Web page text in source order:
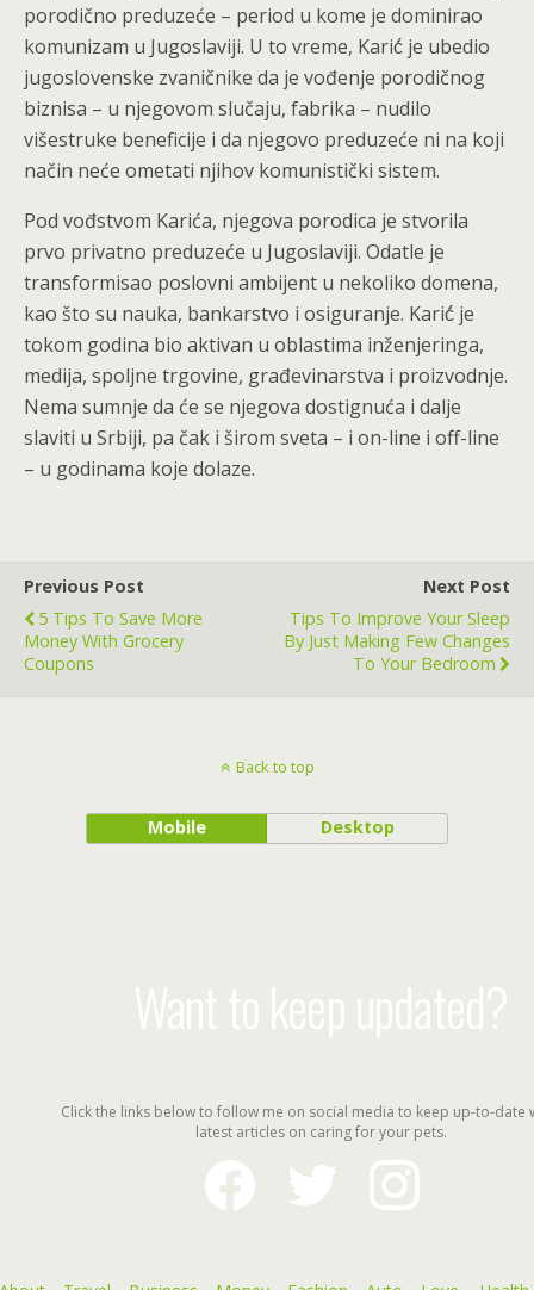
porodično preduzeće – period u kome je dominirao
komunizam u Jugoslaviji. U to vreme, Karić́ je ubedio
jugoslovenske zvaničnike da je vođenje porodičnog
biznisa – u njegovom slučaju, fabrika – nudilo
višestruke beneficije i da njegovo preduzeće ni na koji
način neće ometati njihov komunistički sistem.
Pod vođstvom Karića, njegova porodica je stvorila
prvo privatno preduzeće u Jugoslaviji. Odatle je
transformisao poslovni ambijent u nekoliko domena,
kao što su nauka, bankarstvo i osiguranje. Karić́ je
tokom godina bio aktivan u oblastima inženjeringa,
medija, spoljne trgovine, građevinarstva i proizvodnje.
Nema sumnje da će se njegova dostignuća i dalje
slaviti u Srbiji, pa čak i širom sveta – i on-line i off-line
– u godinama koje dolaze.
Previous Post
5 Tips To Save More
Money With Grocery
Coupons
Next Post
Tips To Improve Your Sleep
By Just Making Few Changes
To Your Bedroom
Back to top
Mobile Desktop
Want to keep updated?
Click the links below to follow me on social media to keep up-to-date
latest articles on caring for your pets.
facebook
twitter instagram